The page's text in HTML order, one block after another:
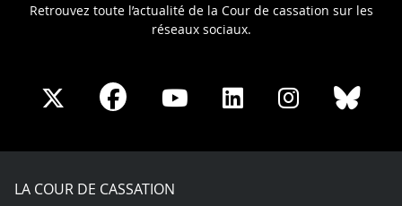
Retrouvez toute l’actualité de la Cour de cassation sur les
réseaux sociaux.
Share
X
Share
Facebook
Share
Youtube
Share
LinkedIn
Share
Instagram
LA COUR DE CASSATION